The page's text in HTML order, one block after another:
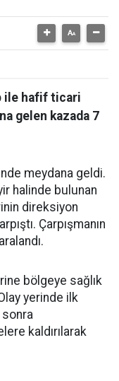
ile hafif ticari
gelen kazada 7
meydana geldi.
halinde bulunan
direksiyon
Çarpışmanın
bölgeye sağlık
yerinde ilk
sonra
kaldırılarak